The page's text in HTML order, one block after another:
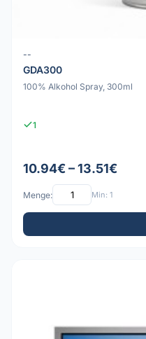
--
GDA300
100% Alkohol Spray, 300ml
1
10.94€ – 13.51€
Menge: Min: 1